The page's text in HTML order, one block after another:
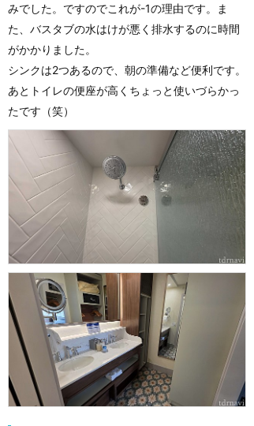
みでした。ですのでこれが-1の理由です。ま
た、バスタブの水はけが悪く排水するのに時間
がかかりました。
シンクは2つあるので、朝の準備など便利です。
あとトイレの便座が高くちょっと使いづらかっ
たです（笑）